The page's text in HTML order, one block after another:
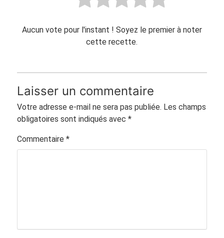
Aucun vote pour l'instant ! Soyez le premier à noter
cette recette.
Laisser un commentaire
Votre adresse e-mail ne sera pas publiée. Les champs
obligatoires sont indiqués avec *
Commentaire *